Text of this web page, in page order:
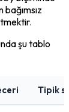
bağımsız
şu tablo
Tipik